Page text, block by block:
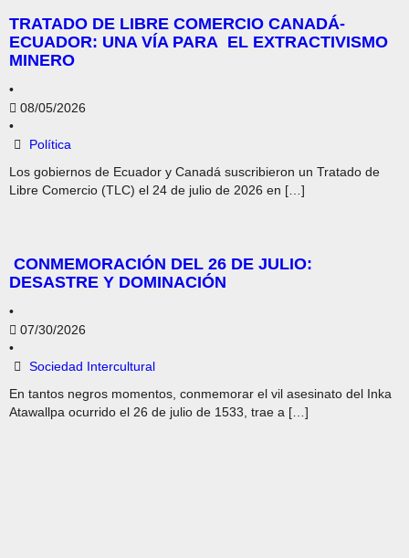
TRATADO DE LIBRE COMERCIO CANADÁ-
ECUADOR: UNA VÍA PARA EL EXTRACTIVISMO
MINERO
•
08/05/2026
•
Política
Los gobiernos de Ecuador y Canadá suscribieron un Tratado de
Libre Comercio (TLC) el 24 de julio de 2026 en […]
CONMEMORACIÓN DEL 26 DE JULIO:
DESASTRE Y DOMINACIÓN
•
07/30/2026
•
Sociedad Intercultural
En tantos negros momentos, conmemorar el vil asesinato del Inka
Atawallpa ocurrido el 26 de julio de 1533, trae a […]